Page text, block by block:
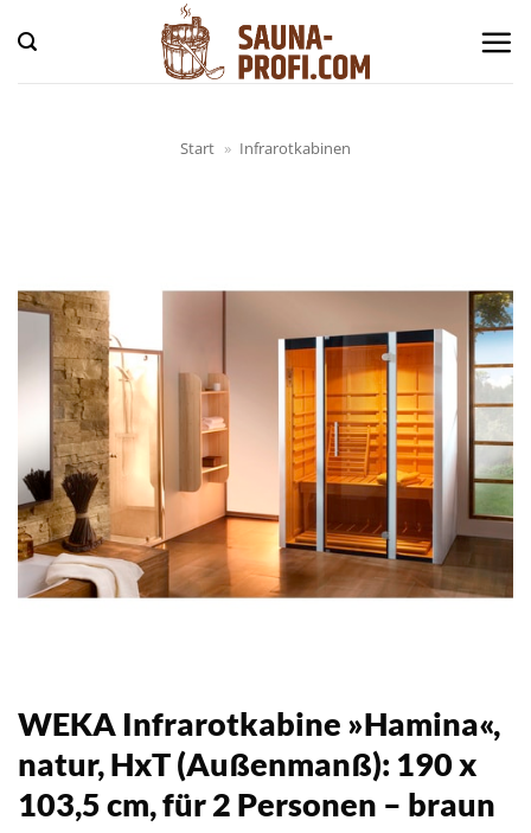
Inhalt
springen
Start » Infrarotkabinen
WEKA Infrarotkabine »Hamina«,
natur, HxT (Außenmanß): 190 x
103,5 cm, für 2 Personen – braun